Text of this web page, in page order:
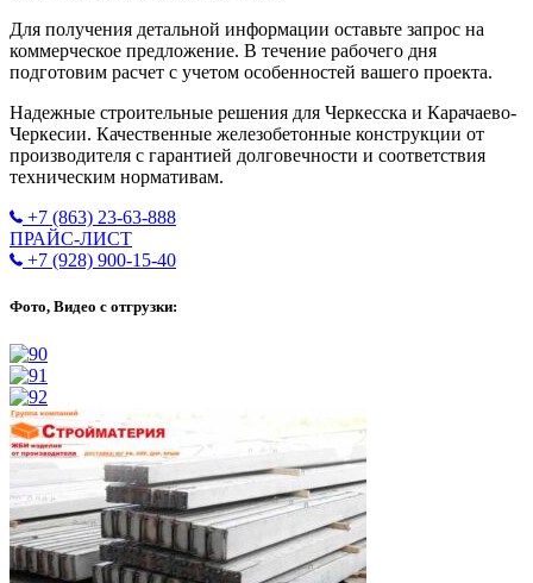
Для получения детальной информации оставьте запрос на
коммерческое предложение. В течение рабочего дня
подготовим расчет с учетом особенностей вашего проекта.
Надежные строительные решения для Черкесска и Карачаево-
Черкесии. Качественные железобетонные конструкции от
производителя с гарантией долговечности и соответствия
техническим нормативам.
+7 (863) 23-63-888
ПРАЙС-ЛИСТ
+7 (928) 900-15-40
Фото, Видео с отгрузки: